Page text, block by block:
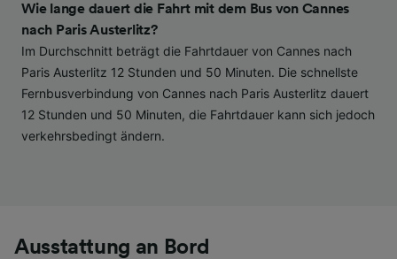
Wie lange dauert die Fahrt mit dem Bus von Cannes
nach Paris Austerlitz?
Im Durchschnitt beträgt die Fahrtdauer von Cannes nach
Paris Austerlitz 12 Stunden und 50 Minuten. Die schnellste
Fernbusverbindung von Cannes nach Paris Austerlitz dauert
12 Stunden und 50 Minuten, die Fahrtdauer kann sich jedoch
verkehrsbedingt ändern.
Ausstattung an Bord
Folgendes bereitzustellen:
Verwendung genauer Standortdaten.
Endgeräteeigenschaften zur Identifikation
aktiv abfragen. Speichern von oder Zugriff auf
Informationen auf einem Endgerät.
Personalisierte Werbung und Inhalte, Messung
von Werbeleistung und der Performance von
Inhalten, Zielgruppenforschung sowie